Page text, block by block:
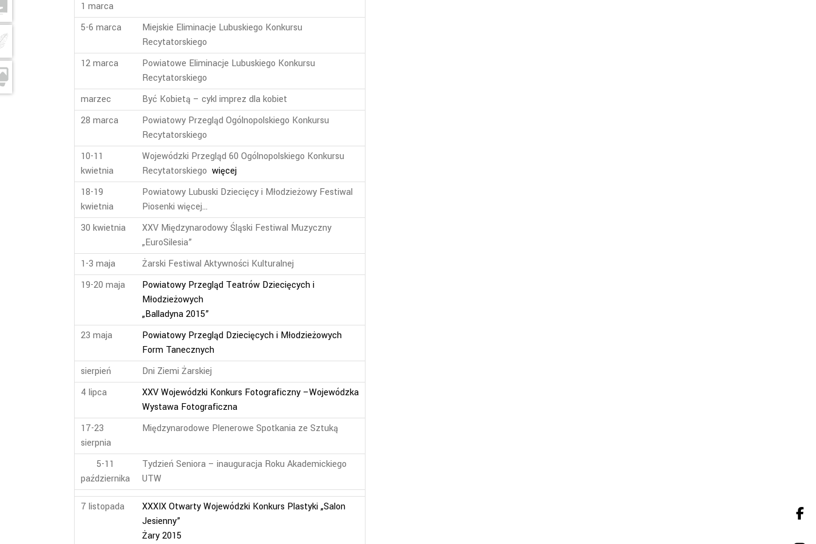
1 marca
5-6 marca
Miejskie Eliminacje Lubuskiego Konkursu
Recytatorskiego
12 marca
Powiatowe Eliminacje Lubuskiego Konkursu
Recytatorskiego
marzec
Być Kobietą – cykl imprez dla kobiet
28 marca
Powiatowy Przegląd Ogólnopolskiego Konkursu
Recytatorskiego
10-11
kwietnia
Wojewódzki Przegląd 60 Ogólnopolskiego Konkursu
Recytatorskiego więcej
18-19
kwietnia
Powiatowy Lubuski Dziecięcy i Młodzieżowy Festiwal
Piosenki więcej…
30 kwietnia
XXV Międzynarodowy Śląski Festiwal Muzyczny
„EuroSilesia”
1-3 maja
Żarski Festiwal Aktywności Kulturalnej
19-20 maja
Powiatowy Przegląd Teatrów Dziecięcych i
Młodzieżowych
„Balladyna 2015”
23 maja
Powiatowy Przegląd Dziecięcych i Młodzieżowych
Form Tanecznych
sierpień
Dni Ziemi Żarskiej
4 lipca
XXV Wojewódzki Konkurs Fotograficzny –Wojewódzka
Wystawa Fotograficzna
17-23
sierpnia
Międzynarodowe Plenerowe Spotkania ze Sztuką
5-11
października
Tydzień Seniora – inauguracja Roku Akademickiego
UTW
7 listopada
XXXIX Otwarty Wojewódzki Konkurs Plastyki „Salon
Jesienny”
Żary 2015